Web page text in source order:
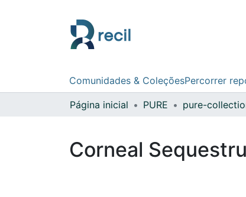
Comunidades & ColeçõesPercorrer
Página inicial PURE pure-
Corneal